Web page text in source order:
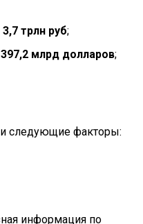
3,7 трлн руб;
397,2 млрд долларов;
следующие факторы:
информация по